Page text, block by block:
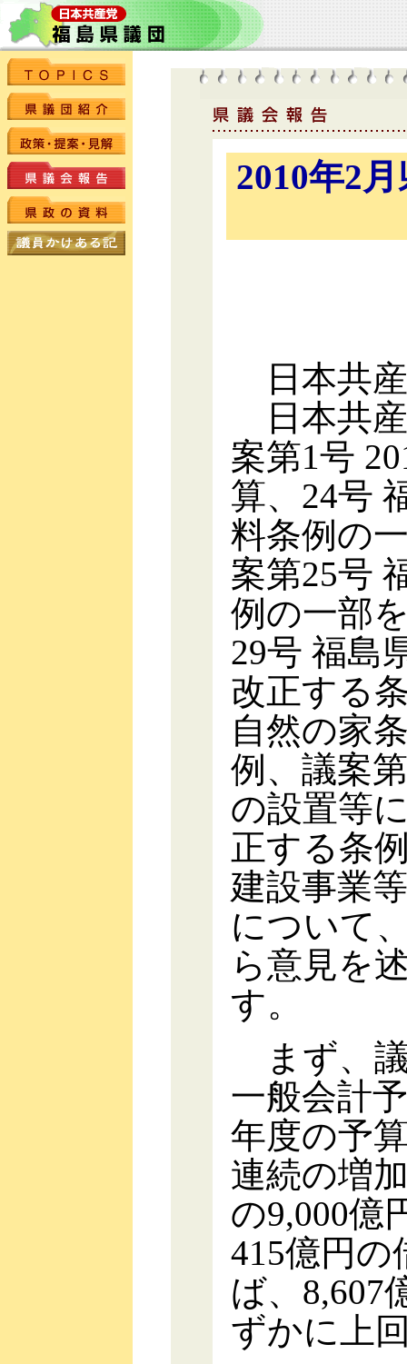
2010年2
日本共
日本共
案第1号
算、24号
料条例の
案第25号
例の一部
29号 福島
改正する
自然の家
例、議案
の設置等
正する条
建設事業
について
ら意見を
す。
まず、議
一般会計
年度の予
連続の増
の9,000億
415億円の
ば、8,607
ずかに上